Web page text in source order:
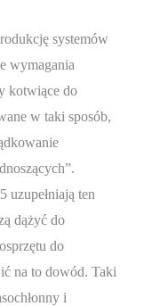
systemów
wymagania
kotwiące do
w taki sposób,
ten
dążyć do
do
na to dowód. Taki
i